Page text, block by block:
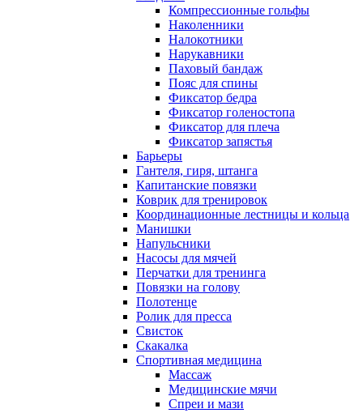
Компрессионные гольфы
Наколенники
Налокотники
Нарукавники
Паховый бандаж
Пояс для спины
Фиксатор бедра
Фиксатор голеностопа
Фиксатор для плеча
Фиксатор запястья
Барьеры
Гантеля, гиря, штанга
Капитанские повязки
Коврик для тренировок
Координационные лестницы и кольца
Манишки
Напульсники
Насосы для мячей
Перчатки для тренинга
Повязки на голову
Полотенце
Ролик для пресса
Свисток
Скакалка
Спортивная медицина
Массаж
Медицинские мячи
Спреи и мази